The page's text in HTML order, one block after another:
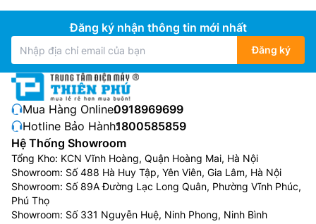
Đăng ký nhận thông tin mới nhất
Đăng ký
Mua Hàng Online:0918969699
Hotline Bảo Hành:1800585859
Hệ Thống Showroom
Tổng Kho: KCN Vĩnh Hoàng, Quận Hoàng Mai, Hà Nội
Showroom: Số 488 Hà Huy Tập, Yên Viên, Gia Lâm, Hà Nội
Showroom: Số 89A Đường Lạc Long Quân, Phường Vĩnh Phúc,
Phú Thọ
Showroom: Số 331 Nguyễn Huệ, Ninh Phong, Ninh Bình